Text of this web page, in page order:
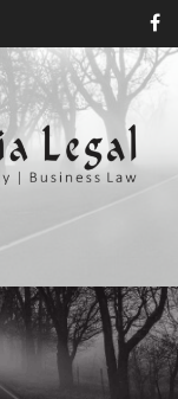
尼日利亞的
的知識產權
所, 知識產權律師事務所
師事務所